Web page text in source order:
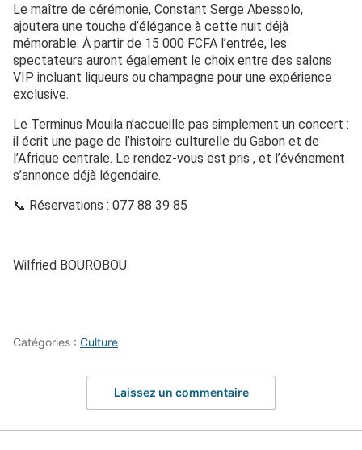
Le maître de cérémonie, Constant Serge Abessolo,
ajoutera une touche d’élégance à cette nuit déjà
mémorable. À partir de 15 000 FCFA l’entrée, les
spectateurs auront également le choix entre des salons
VIP incluant liqueurs ou champagne pour une expérience
exclusive.
Le Terminus Mouila n’accueille pas simplement un concert :
il écrit une page de l’histoire culturelle du Gabon et de
l’Afrique centrale. Le rendez-vous est pris , et l’événement
s’annonce déjà légendaire.
📞 Réservations : 077 88 39 85
Wilfried BOUROBOU
Catégories : Culture
Laissez un commentaire